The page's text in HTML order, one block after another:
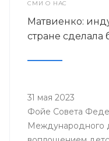
СМИ О НАС
Матвиенко:
стране сделала
31 мая 2023
Фойе Совета
Международного